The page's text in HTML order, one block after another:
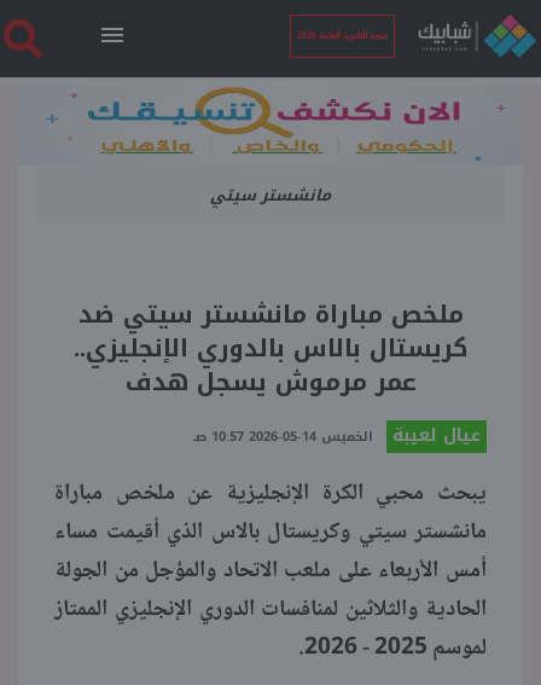
نتيجة الثانوية العامة 2026
الرئيسية
نتيجة الثانوية العامة 2026
فنجان قهوة
بوابة الطلبة
ملفات
منوعات
مانشستر سيتي
ملخص مباراة مانشستر سيتي ضد
كريستال بالاس بالدوري الإنجليزي..
عمر مرموش يسجل هدف
عيال لعيبة الخميس 14-05-2026 10:57 صـ
يبحث محبي الكرة الإنجليزية عن ملخص مباراة
مانشستر سيتي وكريستال بالاس الذي أقيمت مساء
أمس الأربعاء على ملعب الاتحاد والمؤجل من الجولة
الحادية والثلاثين لمنافسات الدوري الإنجليزي الممتاز
لموسم 2025 - 2026.